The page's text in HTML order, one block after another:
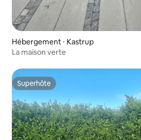
Hébergement ⋅ Kastrup
La maison verte
Superhôte
Superhôte